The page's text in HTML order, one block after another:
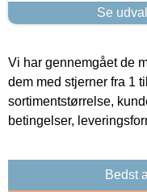
Se
Vi har gennemgået de
dem med stjerner fra 1
sortimentstørrelse,
betingelser,
Bedst